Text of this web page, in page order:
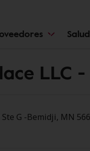
LLC
G -Bemidji, MN